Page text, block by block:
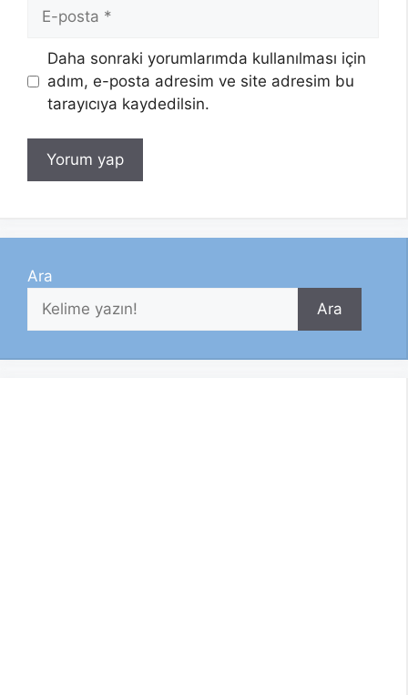
posta
Daha sonraki yorumlarımda kullanılması için
adım, e-posta adresim ve site adresim bu
tarayıcıya kaydedilsin.
Ara
Ara